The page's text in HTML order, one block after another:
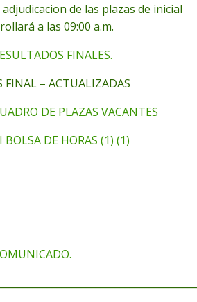
de las plazas de inicial
a las 09:00 a.m.
FINALES.
FINAL – ACTUALIZADAS
DE PLAZAS VACANTES
BOLSA DE HORAS (1) (1)